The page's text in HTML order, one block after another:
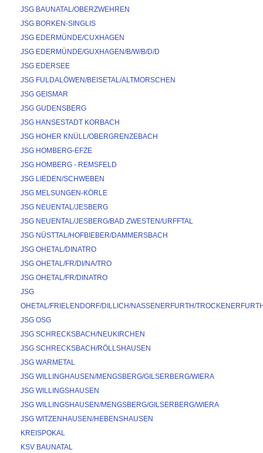
JSG BAUNATAL/OBERZWEHREN
JSG BORKEN-SINGLIS
JSG EDERMÜNDE/CUXHAGEN
JSG EDERMÜNDE/GUXHAGEN/B/W/B/D/D
JSG EDERSEE
JSG FULDALÖWEN/BEISETAL/ALTMORSCHEN
JSG GEISMAR
JSG GUDENSBERG
JSG HANSESTADT KORBACH
JSG HOHER KNÜLL/OBERGRENZEBACH
JSG HOMBERG-EFZE
JSG HOMBERG - REMSFELD
JSG LIEDEN/SCHWEBEN
JSG MELSUNGEN-KÖRLE
JSG NEUENTAL/JESBERG
JSG NEUENTAL/JESBERG/BAD ZWESTEN/URFFTAL
JSG NÜSTTAL/HOFBIEBER/DAMMERSBACH
JSG OHETAL/DINATRO
JSG OHETAL/FR/DI/NA/TRO
JSG OHETAL/FR/DINATRO
JSG
OHETAL/FRIELENDORF/DILLICH/NASSENERFURTH/
JSG OSG
JSG SCHRECKSBACH/NEUKIRCHEN
JSG SCHRECKSBACH/RÖLLSHAUSEN
JSG WARMETAL
JSG WILLINGHAUSEN/MENGSBERG/GILSERBERG/WIERA
JSG WILLINGSHAUSEN
JSG WILLINGSHAUSEN/MENGSBERG/GILSERBERG/WIERA
JSG WITZENHAUSEN/HEBENSHAUSEN
KREISPOKAL
KSV BAUNATAL